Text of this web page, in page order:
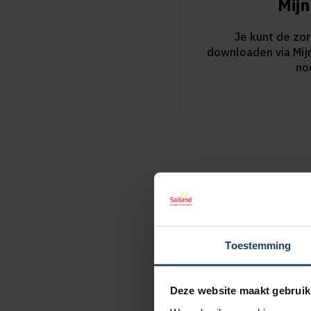
Toestemming
Deze website maakt
Je kunt de
downloaden via